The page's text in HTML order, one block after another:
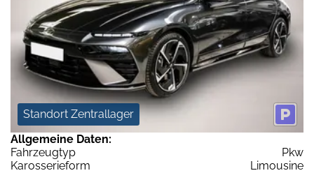
Standort Zentrallager
Allgemeine Daten:
Fahrzeugtyp
Pkw
Karosserieform
Limousine